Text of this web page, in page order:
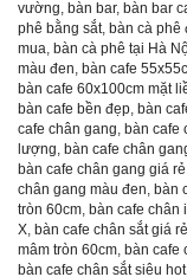
vường, bàn bar, bàn bar
phê bằng sắt, bàn cà phê
mua, bàn cà phê tại Hà
màu đen, bàn cafe
bàn cafe 60x100cm mặt
bàn cafe bền đẹp, bàn
cafe chân gang, bàn cafe
lượng, bàn cafe chân
bàn cafe chân gang giá
chân gang màu đen, bàn
tròn 60cm, bàn cafe chân
X, bàn cafe chân sắt giá rẻ
mâm tròn 60cm, bàn cafe
bàn cafe chân sắt siêu hot